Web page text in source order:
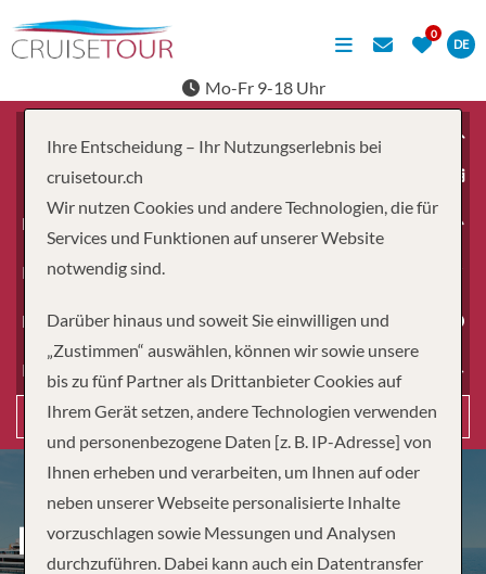
DE
Mo-Fr 9-18 Uhr
Erwachsene
Kinder
Dauer
Reiseart
Suchen
PERLEN DER KARIBIK
Ihre Entscheidung – Ihr Nutzungserlebnis bei
cruisetour.ch
Wir nutzen Cookies und andere Technologien, die für
Services und Funktionen auf unserer Website
notwendig sind.
Darüber hinaus und soweit Sie einwilligen und
„Zustimmen“ auswählen, können wir sowie unsere
bis zu fünf Partner als Drittanbieter Cookies auf
Ihrem Gerät setzen, andere Technologien verwenden
und personenbezogene Daten [z. B. IP-Adresse] von
Ihnen erheben und verarbeiten, um Ihnen auf oder
neben unserer Webseite personalisierte Inhalte
vorzuschlagen sowie Messungen und Analysen
durchzuführen. Dabei kann auch ein Datentransfer